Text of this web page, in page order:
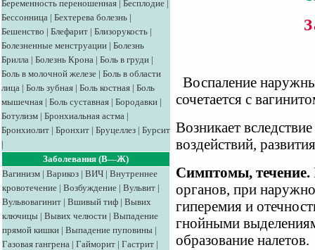
Беременность переношенная | Бесплодие |
Бессонница | Бехтерева болезнь |
Бешенство | Блефарит | Близорукость |
Болезненные менструации | Болезнь
Брилла | Болезнь Крона | Боль в груди |
Боль в молочной железе | Боль в области
лица | Боль зубная | Боль костная | Боль
мышечная | Боль суставная | Бородавки |
Ботулизм | Бронхиальная астма |
Бронхиолит | Бронхит | Бруцеллез | Бурсит
|
Заболевания (В—Ж)
Вагинизм | Варикоз | ВИЧ | Внутреннее
кровотечение | Возбуждение | Вульвит |
Вульвовагинит | Вшивый тиф | Вывих
ключицы | Вывих челюсти | Выпадение
прямой кишки | Выпадение пуповины |
Газовая гангрена | Гайморит | Гастрит |
Воспаление
сочетается с
Возникает
воздействий,
Симптомы, течение.
органов, при
гиперемия и
гнойными
образование налетов.